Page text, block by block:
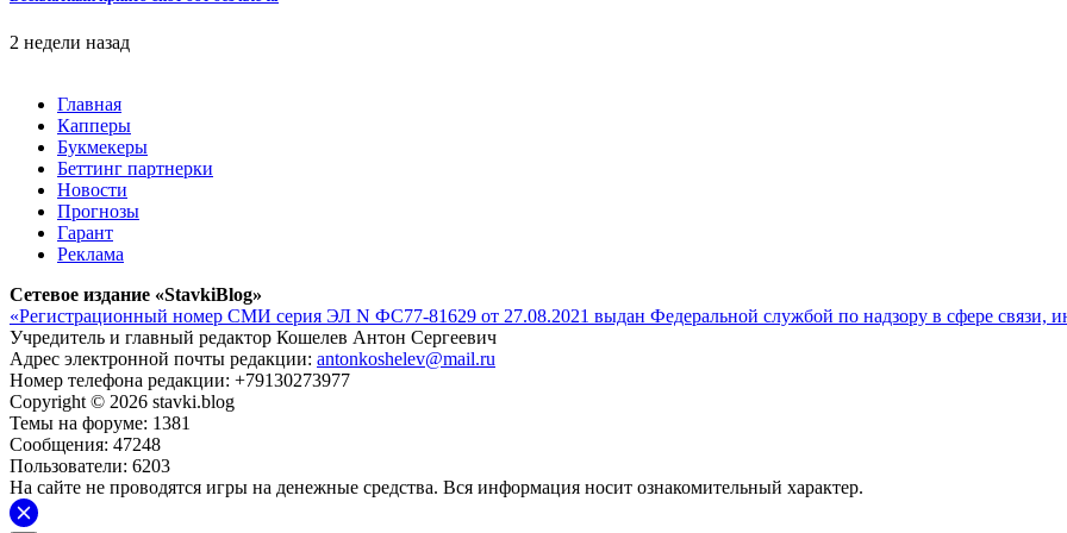
2 недели назад
Главная
Капперы
Букмекеры
Беттинг партнерки
Новости
Прогнозы
Гарант
Реклама
Сетевое издание «StavkiBlog»
«Регистрационный номер СМИ серия ЭЛ N ФС77-81629 от 27.08.2021 выдан Федеральной службой по надзору в сфере связи,
Учредитель и главный редактор Кошелев Антон Сергеевич
Адрес электронной почты редакции: antonkoshelev@mail.ru
Номер телефона редакции: +79130273977
Copyright © 2026 stavki.blog
Темы на форуме: 1381
Сообщения: 47248
Пользователи: 6203
На сайте не проводятся игры на денежные средства. Вся информация носит ознакомительный характер.